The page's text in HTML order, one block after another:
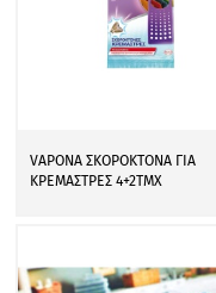
VAPONA ΣΚΟΡΟΚΤΟΝΑ ΓΙΑ
ΚΡΕΜΑΣΤΡΕΣ 4+2ΤΜΧ